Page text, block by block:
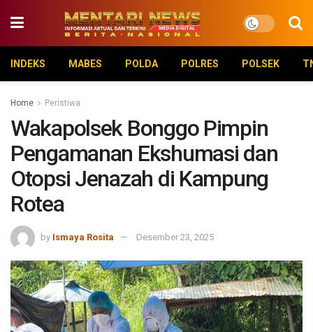
INDEKS MABES POLDA POLRES POLSEK
Home Peristiwa
Wakapolsek Bonggo Pimpin
Pengamanan Ekshumasi dan
Otopsi Jenazah di Kampung
Rotea
by Ismaya Rosita Desember 23, 2025